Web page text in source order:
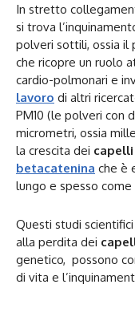
In stretto
si trova
polveri sottili, ossia il
che ricopre un ruolo
cardio-polmonari e
lavoro di altri
PM10 (le polveri con
micrometri, ossia
la crescita dei capelli
betacatenina che è
lungo e spesso
Questi studi
alla perdita dei
genetico, possono
di vita e